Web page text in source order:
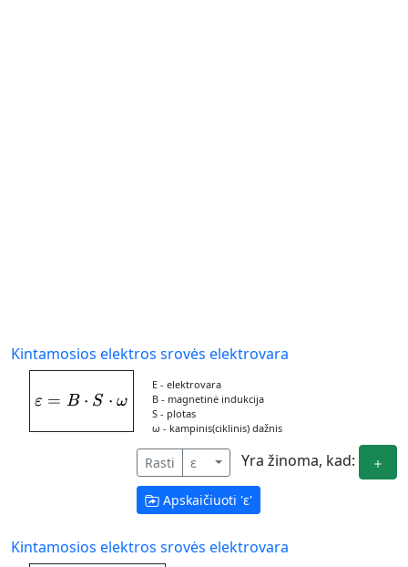
Kintamosios elektros srovės elektrovara
\varepsilon = B\cdot S\cdot \omega
ε = B ⋅ S ⋅ ω
Ε - elektrovara
B - magnetinė indukcija
S - plotas
ω - kampinis(ciklinis) dažnis
Rasti ε Yra žinoma, kad:
Apskaičiuoti 'ε'
Kintamosios elektros srovės elektrovara